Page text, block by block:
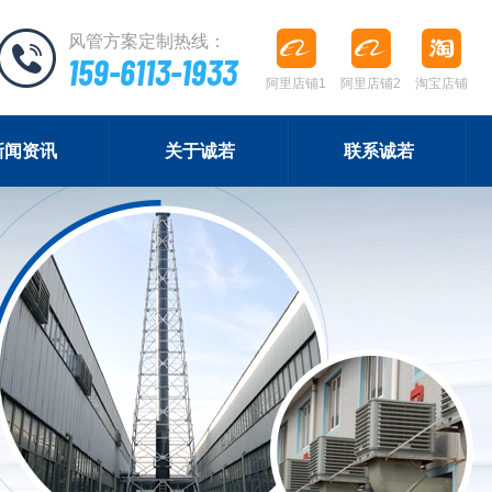
淘宝店铺
阿里店铺2
阿里店铺1
风管方案定制热线：
159-6113-1933
闻资讯 关于诚若 联系诚若